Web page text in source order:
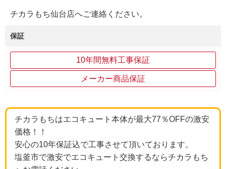
チカラもち仙台店へご連絡ください。
保証
10年間無料工事保証
メーカー商品保証
チカラもちはエコキュート本体が最大77％OFFの激安
価格！！
安心の10年保証込で工事させて頂いております。
塩釜市で激安でエコキュート交換するならチカラもち